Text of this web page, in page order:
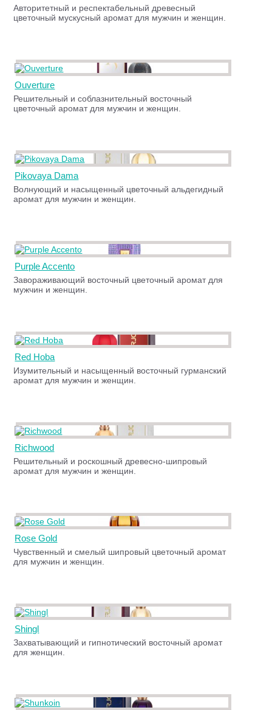
Авторитетный и респектабельный древесный
цветочный мускусный аромат для мужчин и женщин.
Ouverture
Решительный и соблазнительный восточный
цветочный аромат для мужчин и женщин.
Pikovaya Dama
Волнующий и насыщенный цветочный альдегидный
аромат для мужчин и женщин.
Purple Accento
Завораживающий восточный цветочный аромат для
мужчин и женщин.
Red Hoba
Изумительный и насыщенный восточный гурманский
аромат для мужчин и женщин.
Richwood
Решительный и роскошный древесно-шипровый
аромат для мужчин и женщин.
Rose Gold
Чувственный и смелый шипровый цветочный аромат
для мужчин и женщин.
Shingl
Захватывающий и гипнотический восточный аромат
для женщин.